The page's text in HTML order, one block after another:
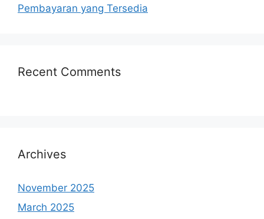
Pembayaran yang Tersedia
Recent Comments
Archives
November 2025
March 2025